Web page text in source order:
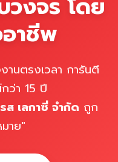
งจร โดย
าชีพ
านตรงเวลา การันตี
ว่า 15 ปี
เลกาซี่ จำกัด ถูก
าย"